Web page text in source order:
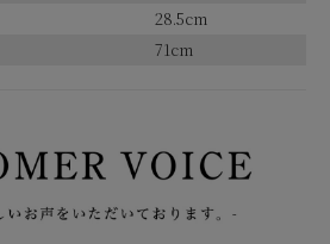
28.5cm
71cm